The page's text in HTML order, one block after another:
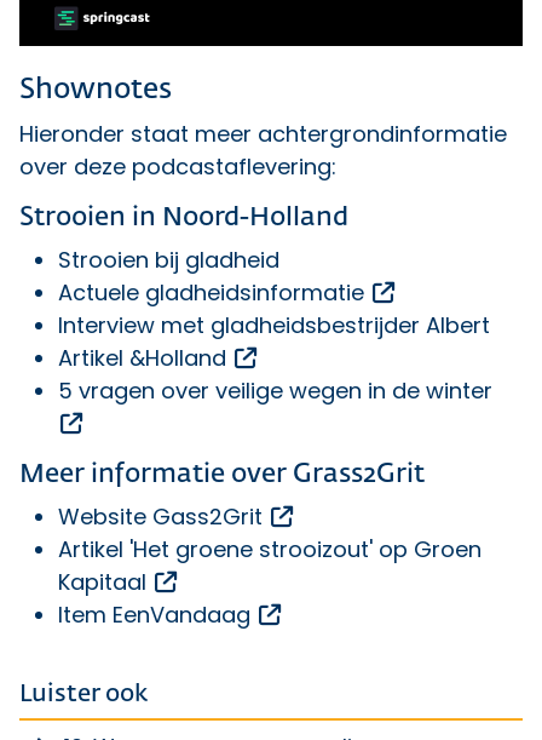
Shownotes
Hieronder staat meer achtergrondinformatie
over deze podcastaflevering:
Strooien in Noord-Holland
Strooien bij gladheid
Actuele gladheidsinformatie
Interview met gladheidsbestrijder Albert
Artikel &Holland
5 vragen over veilige wegen in de winter
Meer informatie over Grass2Grit
Website Gass2Grit
Artikel 'Het groene strooizout' op Groen
Kapitaal
Item EenVandaag
Luister ook